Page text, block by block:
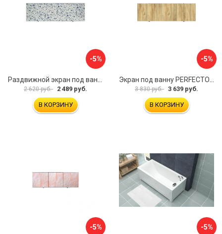
-5%
2 620 руб. 2 489 руб.
В КОРЗИНУ
-5%
3 830 руб. 3 639 руб.
В КОРЗИНУ
-5% -5%